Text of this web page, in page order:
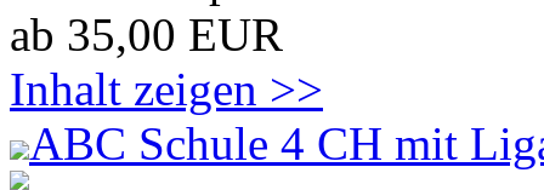
ab 35,00 EUR
Inhalt zeigen >>
ABC Schule 4 CH mit